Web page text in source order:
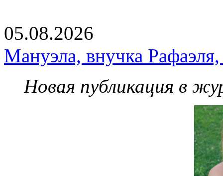
05.08.2026
Мануэла, внучка
Новая публикация в